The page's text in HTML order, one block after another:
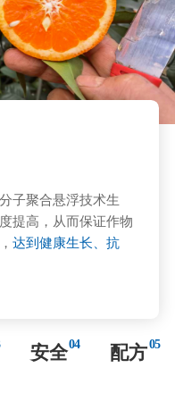
子聚合悬浮技术生
提高，从而保证作物
达到健康生长、抗
安全04 配方05